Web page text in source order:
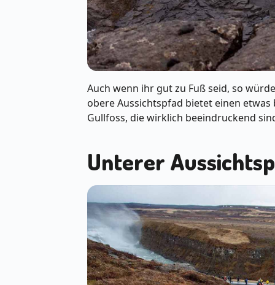
Auch wenn ihr gut zu Fuß seid, so
obere Aussichtspfad bietet einen
Gullfoss, die wirklich beeindruckend
Unterer